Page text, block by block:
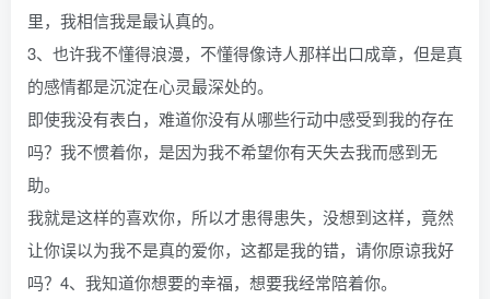
里，我相信我是最认真的。
3、也许我不懂得浪漫，不懂得像诗人那样出口成章，但是真
的感情都是沉淀在心灵最深处的。
即使我没有表白，难道你没有从哪些行动中感受到我的存在
吗？我不惯着你，是因为我不希望你有天失去我而感到无
助。
我就是这样的喜欢你，所以才患得患失，没想到这样，竟然
让你误以为我不是真的爱你，这都是我的错，请你原谅我好
吗？4、我知道你想要的幸福，想要我经常陪着你。